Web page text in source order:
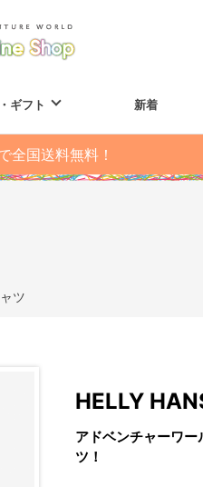
ギフト 新着
全国送料無料！
ツ
アドベンチャーワ
ツ！
HELLY